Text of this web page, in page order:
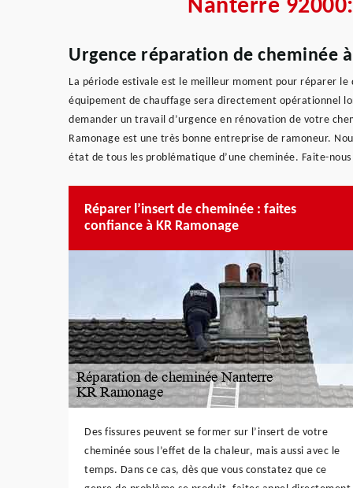
Nanterre
Urgence réparation de cheminée
La période estivale est le meilleur moment pour réparer
équipement de chauffage sera directement opérationnel
demander un travail d’urgence en rénovation de votre
Ramonage est une très bonne entreprise de ramoneur.
état de tous les problématique d’une cheminée. Faite-
Réparer l’insert de cheminée : faites
confiance à KR Ramonage
Des fissures peuvent se former sur l’insert de votre
cheminée sous l’effet de la chaleur, mais aussi avec le
temps. Dans ce cas, dès que vous constatez que ce